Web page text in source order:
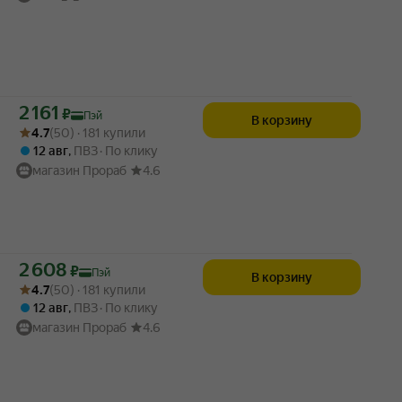
Цена с картой Яндекс Пэй 2161 ₽ вместо
2 161 ₽
Пэй
Рейтинг товара: 4.7 из 5
Оценок: (50) · 181 купили
4.7(50) · 181 купили
12 авг, ПВЗ По клику
магазин Прораб
4.6
В корзину
Цена с картой Яндекс Пэй 2608 ₽ вместо
2 608 ₽
Пэй
Рейтинг товара: 4.7 из 5
Оценок: (50) · 181 купили
4.7(50) · 181 купили
12 авг, ПВЗ По клику
магазин Прораб
4.6
В корзину